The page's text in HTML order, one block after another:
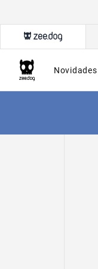
Novidades